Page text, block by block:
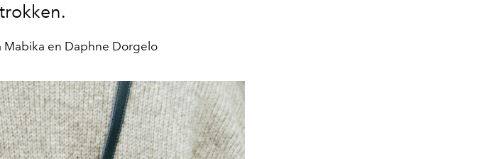
Mabika en Daphne Dorgelo